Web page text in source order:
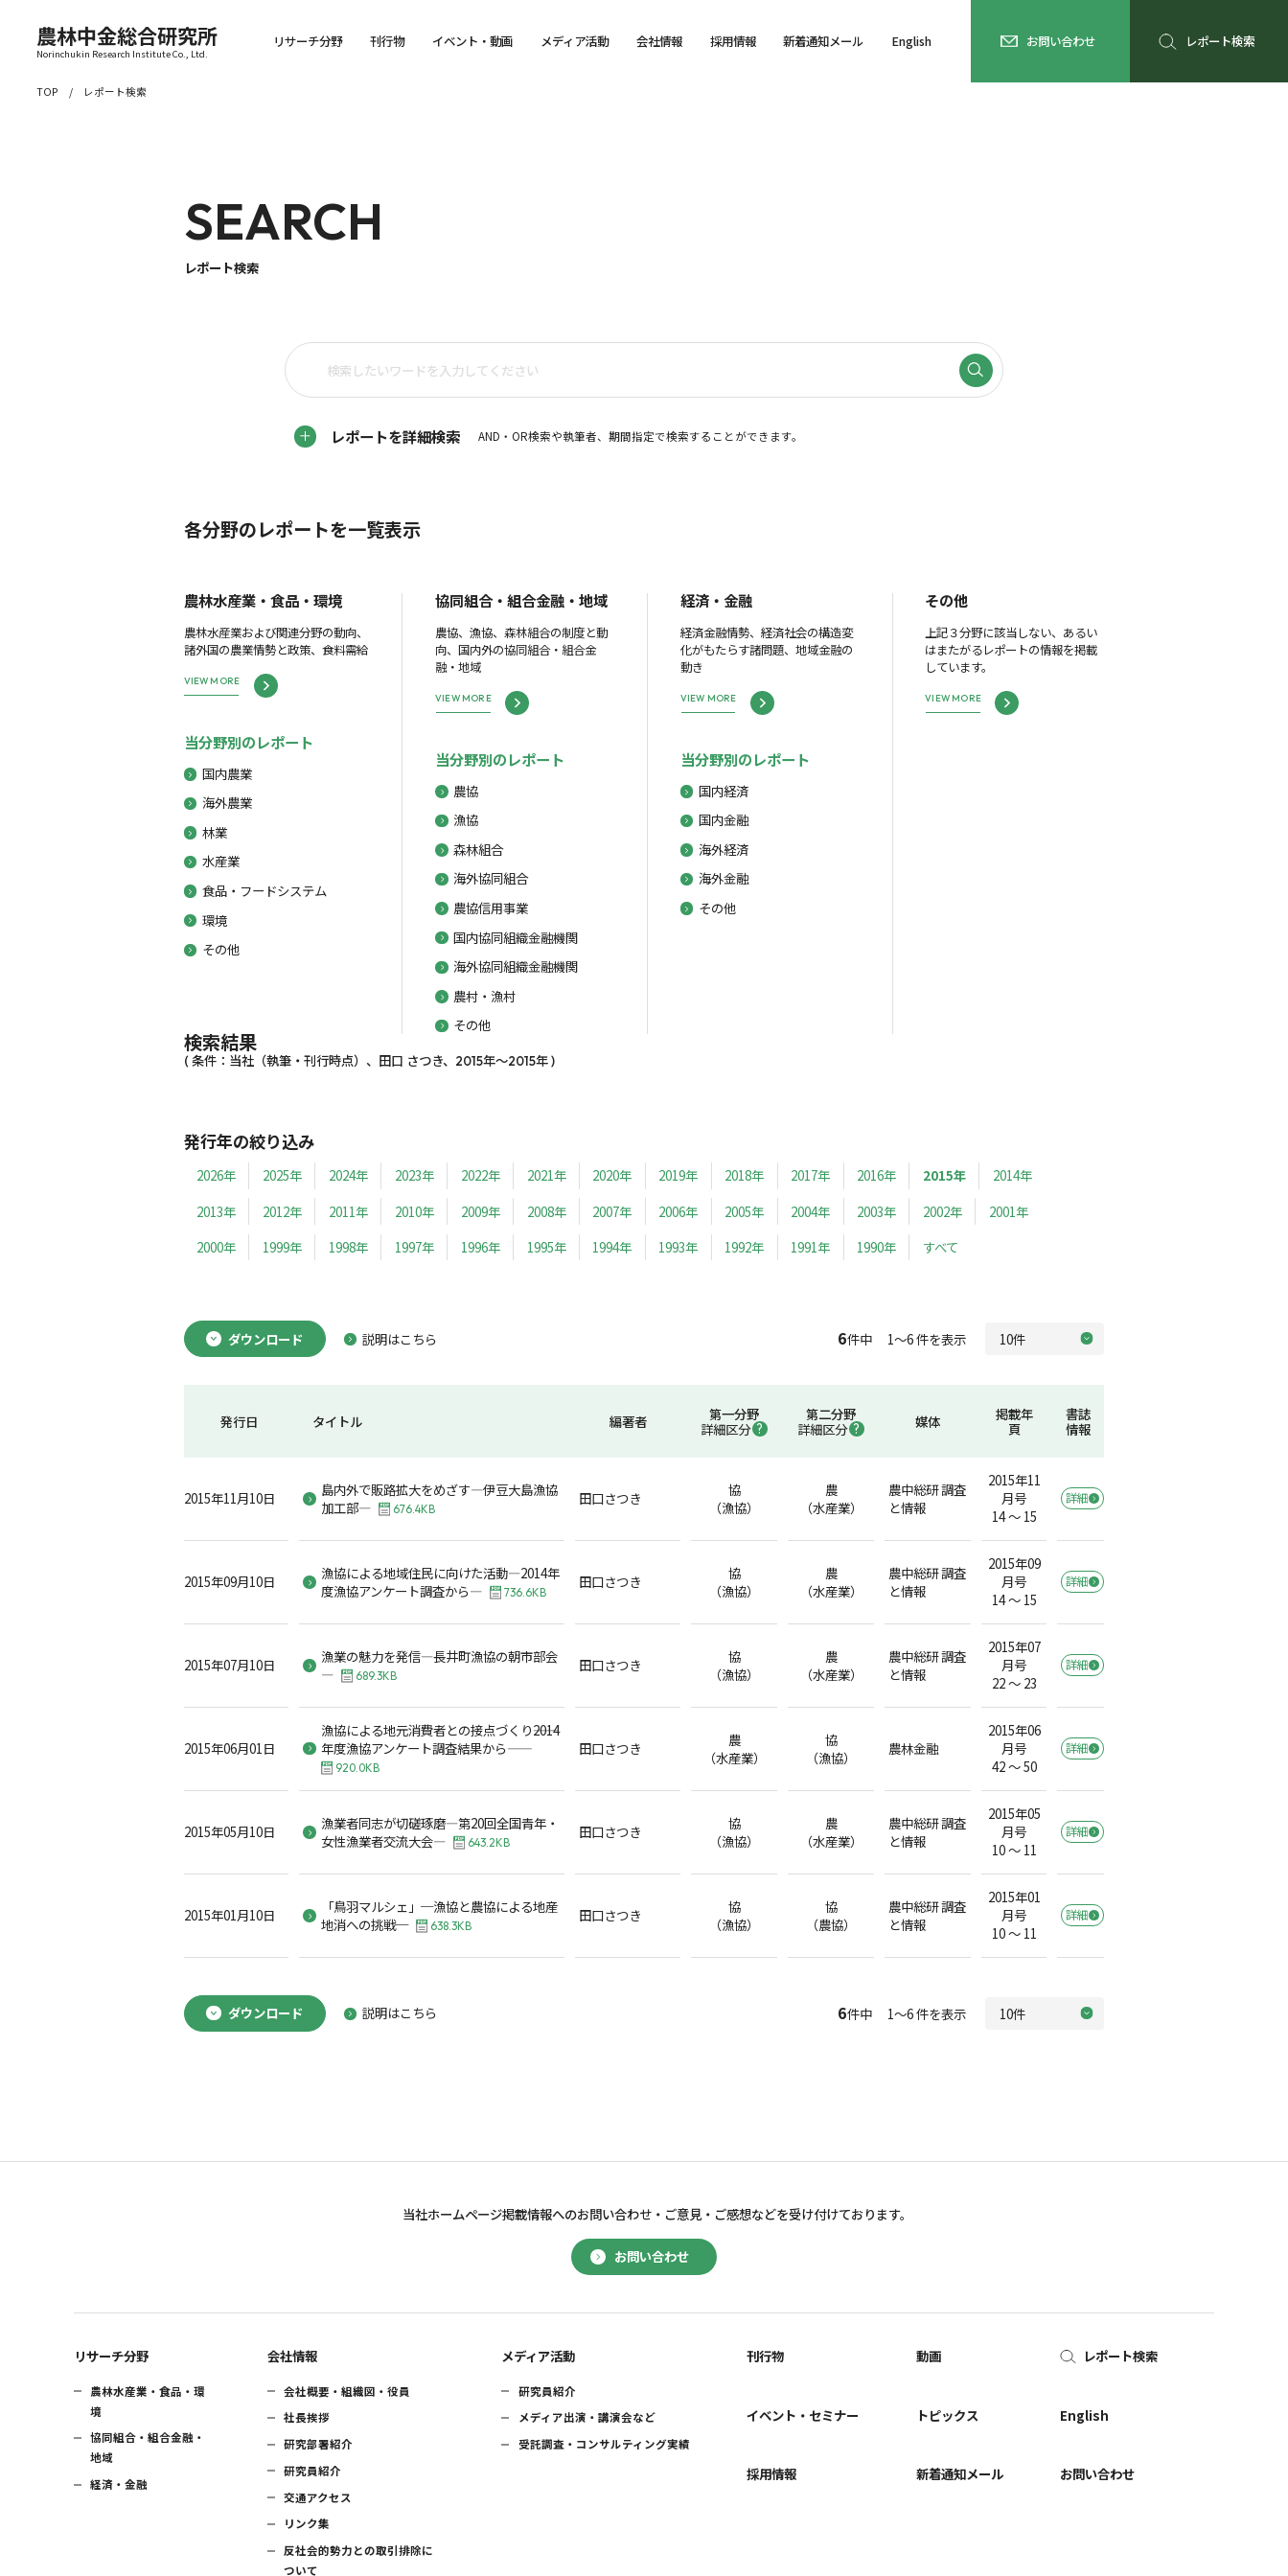
農林中金総合研究所
Norinchukin Research Institute Co., Ltd.
リサーチ分野 刊行物 イベント・動画 メディア活動 会社情報 採用情報 新着通知メール English お問い合わせ レポート検索
TOP レポート検索
SEARCH
レポート検索
レポートを詳細検索 AND・OR検索や執筆者、期間指定で検索することができます。
各分野のレポートを一覧表示
農林水産業・食品・環境
農林水産業および関連分野の動向、
諸外国の農業情勢と政策、食料需給
VIEW MORE
当分野別のレポート
国内農業
海外農業
林業
水産業
食品・フードシステム
環境
その他
協同組合・組合金融・地域
農協、漁協、森林組合の制度と動
向、国内外の協同組合・組合金
融・地域
VIEW MORE
当分野別のレポート
農協
漁協
森林組合
海外協同組合
農協信用事業
国内協同組織金融機関
海外協同組織金融機関
農村・漁村
その他
経済・金融
経済金融情勢、経済社会の構造変
化がもたらす諸問題、地域金融の
動き
VIEW MORE
当分野別のレポート
国内経済
国内金融
海外経済
海外金融
その他
その他
上記３分野に該当しない、あるい
はまたがるレポートの情報を掲載
しています。
VIEW MORE
検索結果
( 条件：当社（執筆・刊行時点）、田口 さつき、2015年～2015年 )
発行年の絞り込み
2026年 2025年 2024年 2023年 2022年 2021年 2020年 2019年 2018年 2017年 2016年 2015年
2014年
2013年
2012年 2011年 2010年 2009年 2008年 2007年 2006年 2005年 2004年 2003年 2002年
2001年
2000年
1999年 1998年 1997年 1996年 1995年 1994年 1993年 1992年 1991年 1990年 すべて
ダウンロード 説明はこちら 6件中 1～6 件を表示
発行日 タイトル 編著者
第一分野
詳細区分
第二分野
詳細区分
媒体
掲載年
頁
書誌
情報
2015年11月10日
島内外で販路拡大をめざす―伊豆大島漁協
加工部―
676.4KB
田口さつき
協
（漁協）
農
（水産業）
農中総研 調査
と情報
2015年11
月号
14 ～ 15
詳細
2015年09月10日
漁協による地域住民に向けた活動―2014年
度漁協アンケート調査から―
736.6KB
田口さつき
協
（漁協）
農
（水産業）
農中総研 調査
と情報
2015年09
月号
14 ～ 15
詳細
2015年07月10日
漁業の魅力を発信―長井町漁協の朝市部会
―
689.3KB
田口さつき
協
（漁協）
農
（水産業）
農中総研 調査
と情報
2015年07
月号
22 ～ 23
詳細
2015年06月01日
漁協による地元消費者との接点づくり――2014
年度漁協アンケート調査結果から――
920.0KB
田口さつき
農
（水産業）
協
（漁協）
農林金融
2015年06
月号
42 ～ 50
詳細
2015年05月10日
漁業者同志が切磋琢磨―第20回全国青年・
女性漁業者交流大会―
643.2KB
田口さつき
協
（漁協）
農
（水産業）
農中総研 調査
と情報
2015年05
月号
10 ～ 11
詳細
2015年01月10日
「鳥羽マルシェ」─漁協と農協による地産
地消への挑戦─
638.3KB
田口さつき
協
（漁協）
協
（農協）
農中総研 調査
と情報
2015年01
月号
10 ～ 11
詳細
ダウンロード 説明はこちら 6件中 1～6 件を表示
お問い合わせ
当社ホームページ掲載情報へのお問い合わせ・ ご意見・ご感想などを受け付けております。
リサーチ分野
農林水産業・食品・環
境
協同組合・組合金融・
地域
経済・金融
会社情報
会社概要・組織図・役員
社長挨拶
研究部署紹介
研究員紹介
交通アクセス
リンク集
反社会的勢力との取引排除に
ついて
メディア活動
研究員紹介
メディア出演・講演会など
受託調査・コンサルティング実績
刊行物
イベント・セミナー
採用情報
動画
トピックス
新着通知メール
レポート検索
English
お問い合わせ